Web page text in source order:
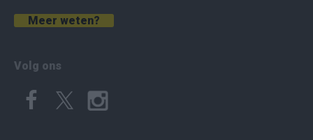
Meer weten?
Volg ons